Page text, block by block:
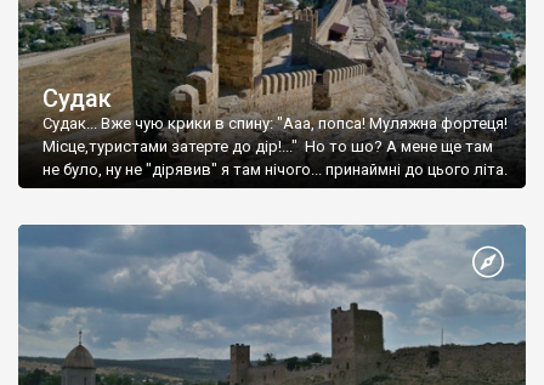
Судак
Судак... Вже чую крики в спину: "Ааа, попса! Муляжна фортеця!
Місце,туристами затерте до дір!..." Но то шо? А мене ще там
не було, ну не "дірявив" я там нічого... принаймні до цього літа.